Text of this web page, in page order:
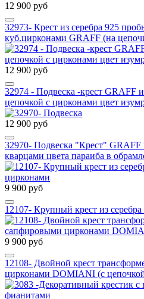
12 900 руб
32973- Крест из серебра 925
куб.цирконами GRAFF (на
12 900 руб
32974 - Подвеска -крест GRAFF
цепочкой с цирконами цвет
12 900 руб
32970- Подвеска "Крест" GRAFF
кварцами цвета параиба в
9 900 руб
12107- Крупный крест из
9 900 руб
12108- Двойной крест
цирконами DOMIANI (с